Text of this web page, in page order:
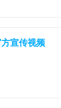
宣传视频